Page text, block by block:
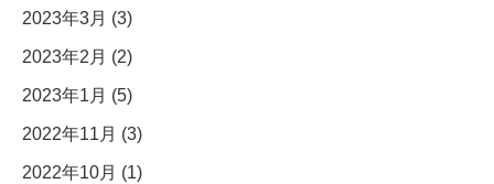
2023年3月 (3)
2023年2月 (2)
2023年1月 (5)
2022年11月 (3)
2022年10月 (1)